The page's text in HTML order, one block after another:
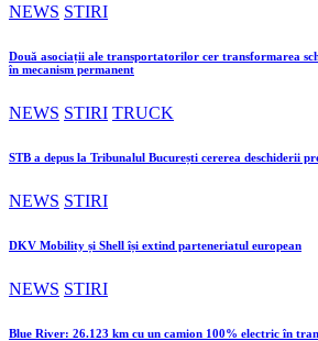
NEWS STIRI
Două asociații ale transportatorilor cer transformarea
în mecanism permanent
NEWS STIRI TRUCK
STB a depus la Tribunalul București cererea deschiderii
NEWS STIRI
DKV Mobility și Shell își extind parteneriatul european
NEWS STIRI
Blue River: 26.123 km cu un camion 100% electric în